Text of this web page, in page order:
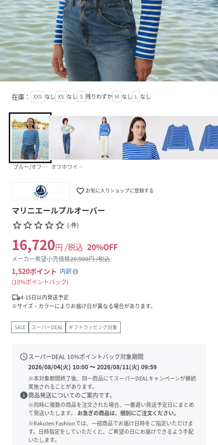
在庫： XXS なし XS なし S 残りわずか M なし L なし
ブルー/オフホワイトオフホワイト/グリーン
favorite_border お気に入りショップに登録する
マリニエールプルオーバー
star_borderstar_borderstar_borderstar_borderstar_border (-件)
16,720円 /税込 20%OFF
メーカー希望小売価格20,900円 /税込
1,520ポイント 内訳
10%ポイントバック
local_shipping4-15日以内発送予定
※サイズ・カラーによりお届け日が異なる場合があります。
SALE スーパーDEAL ギフトラッピング対象
scheduleスーパーDEAL 10%ポイントバック対象期間
2026/08/04(火) 10:00〜2026/08/11(火) 09:59
※本対象期間終了後、同一商品にてスーパーDEALキャンペーンが継続
実施されることがあります。
info商品発送についてのご案内です。
※同時に複数の商品を注文された場合、一番遅い発送予定日にまとめ
て発送いたします。
お急ぎの商品は、個別にご注文ください。
※Rakuten Fashionでは、一部商品でお届け日時をご指定いただけま
す。日時指定をしていただくと、ご希望の日にお届けできるよう手配
いたします。